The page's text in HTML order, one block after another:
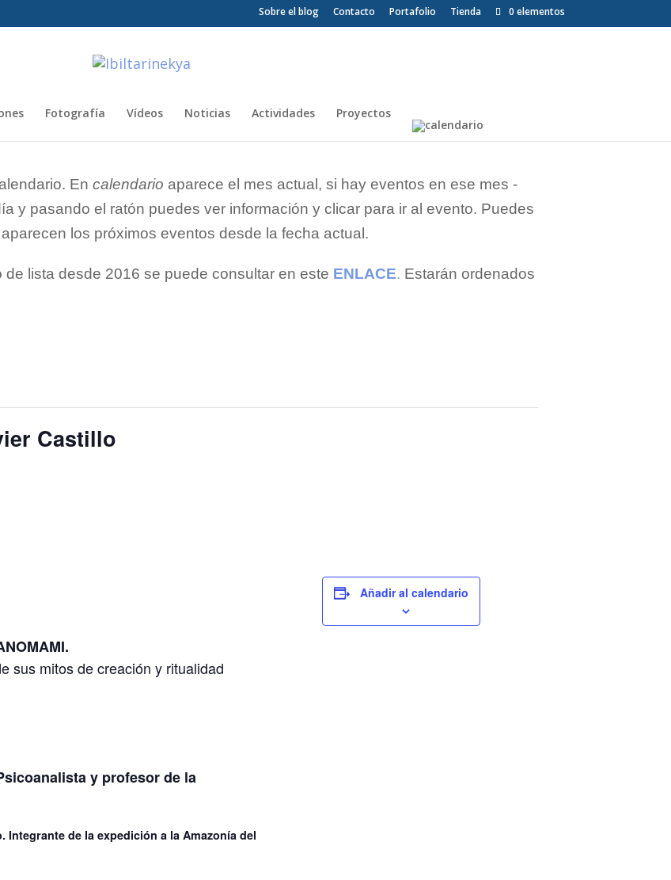
Sobre el blog Contacto Portafolio Tienda 0 elementos
Fotografía Vídeos Noticias Actividades Proyectos
En calendario aparece el mes actual, si hay eventos en ese mes -
y pasando el ratón puedes ver información y clicar para ir al evento. Puedes
aparecen los próximos eventos desde la fecha actual.
lista desde 2016 se puede consultar en este ENLACE. Estarán ordenados
Castillo
sus mitos de creación y ritualidad
y profesor de la
de la expedición a la Amazonía del
Añadir al calendario